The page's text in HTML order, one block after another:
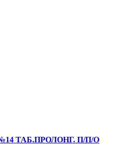
ТАБ.ПРОЛОНГ. П/П/О